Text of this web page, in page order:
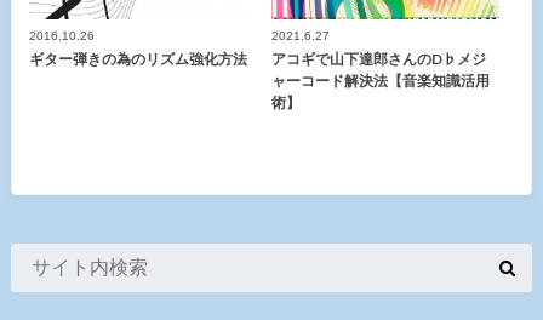
2016.10.26
ギター弾きの為のリズム強化方法
2021.6.27
アコギで山下達郎さんのD♭メジ
ャーコード解決法【音楽知識活用
術】